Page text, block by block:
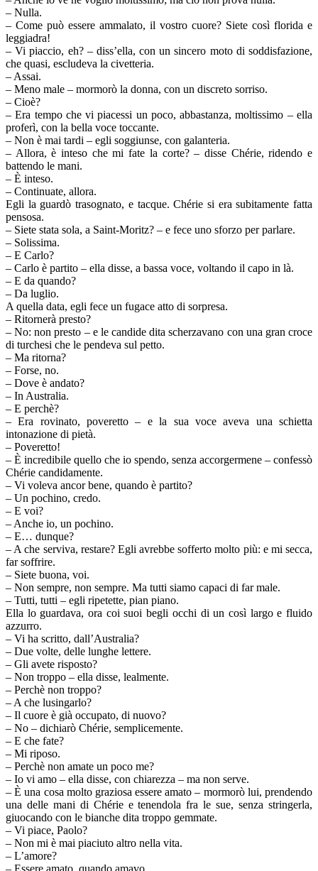
– Nulla.
– Come può essere ammalato, il vostro cuore? Siete così florida e
leggiadra!
– Vi piaccio, eh? – diss’ella, con un sincero moto di soddisfazione,
che quasi, escludeva la civetteria.
– Assai.
– Meno male – mormorò la donna, con un discreto sorriso.
– Cioè?
– Era tempo che vi piacessi un poco, abbastanza, moltissimo – ella
proferì, con la bella voce toccante.
– Non è mai tardi – egli soggiunse, con galanteria.
– Allora, è inteso che mi fate la corte? – disse Chérie, ridendo e
battendo le mani.
– È inteso.
– Continuate, allora.
Egli la guardò trasognato, e tacque. Chérie si era subitamente fatta
pensosa.
– Siete stata sola, a Saint-Moritz? – e fece uno sforzo per parlare.
– Solissima.
– E Carlo?
– Carlo è partito – ella disse, a bassa voce, voltando il capo in là.
– E da quando?
– Da luglio.
A quella data, egli fece un fugace atto di sorpresa.
– Ritornerà presto?
– No: non presto – e le candide dita scherzavano con una gran croce
di turchesi che le pendeva sul petto.
– Ma ritorna?
– Forse, no.
– Dove è andato?
– In Australia.
– E perchè?
– Era rovinato, poveretto – e la sua voce aveva una schietta
intonazione di pietà.
– Poveretto!
– È incredibile quello che io spendo, senza accorgermene – confessò
Chérie candidamente.
– Vi voleva ancor bene, quando è partito?
– Un pochino, credo.
– E voi?
– Anche io, un pochino.
– E… dunque?
– A che serviva, restare? Egli avrebbe sofferto molto più: e mi secca,
far soffrire.
– Siete buona, voi.
– Non sempre, non sempre. Ma tutti siamo capaci di far male.
– Tutti, tutti – egli ripetette, pian piano.
Ella lo guardava, ora coi suoi begli occhi di un così largo e fluido
azzurro.
– Vi ha scritto, dall’Australia?
– Due volte, delle lunghe lettere.
– Gli avete risposto?
– Non troppo – ella disse, lealmente.
– Perchè non troppo?
– A che lusingarlo?
– Il cuore è già occupato, di nuovo?
– No – dichiarò Chérie, semplicemente.
– E che fate?
– Mi riposo.
– Perchè non amate un poco me?
– Io vi amo – ella disse, con chiarezza – ma non serve.
– È una cosa molto graziosa essere amato – mormorò lui, prendendo
una delle mani di Chérie e tenendola fra le sue, senza stringerla,
giuocando con le bianche dita troppo gemmate.
– Vi piace, Paolo?
– Non mi è mai piaciuto altro nella vita.
– L’amore?